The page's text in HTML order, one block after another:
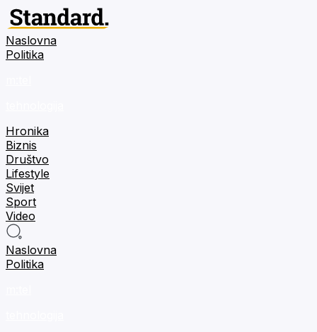
Naslovna
Politika
Hronika
Biznis
Društvo
Lifestyle
Svijet
Sport
Video
Naslovna
Politika